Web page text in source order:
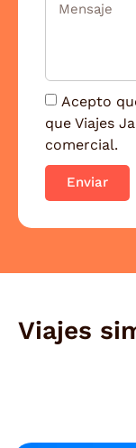
Acepto
que Viajes
comercial.
Enviar
Viajes